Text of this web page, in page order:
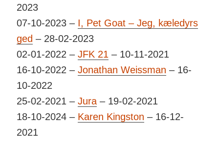
2023
07-10-2023 – I, Pet Goat – Jeg, kæledyrs
ged – 28-02-2023
02-01-2022 –JFK 21 – 10-11-2021
16-10-2022 –Jonathan Weissman – 16-
10-2022
25-02-2021 –Jura – 19-02-2021
18-10-2024 – Karen Kingston – 16-12-
2021